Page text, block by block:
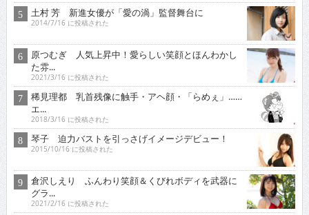
土村 芳 新進女優が「愛の渦」監督舞台に
2014/7/16 に投稿された
原つむぎ 人気上昇中！愛らしい笑顔とほんわかし
た雰...
2021/3/16 に投稿された
稀見理都 乳首残像に触手・アヘ顔・「らめぇ」……
エ...
2018/3/16 に投稿された
琴子 迫力バストを引っさげイメージデビュー！
2015/10/16 に投稿された
倉沢しえり ふんわり笑顔＆くびれボディを武器に
グラ...
2021/2/16 に投稿された